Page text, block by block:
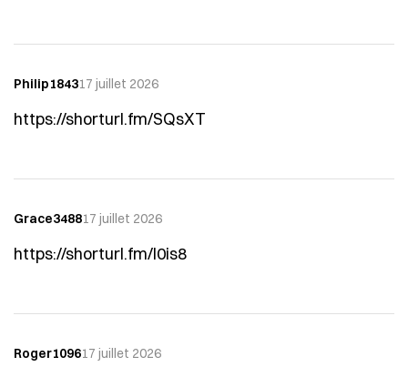
Philip184317 juillet 2026
https://shorturl.fm/SQsXT
Grace348817 juillet 2026
https://shorturl.fm/I0is8
Roger109617 juillet 2026